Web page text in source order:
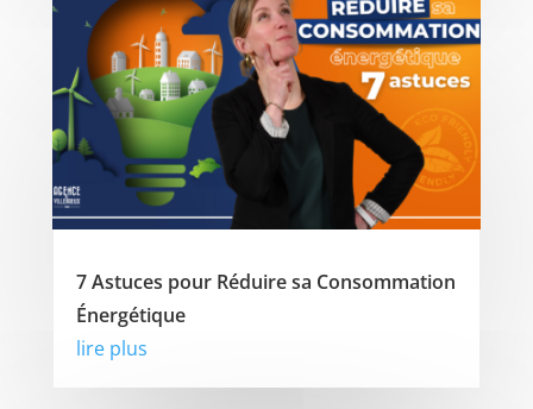
7 Astuces pour Réduire sa Consommation
Énergétique
lire plus